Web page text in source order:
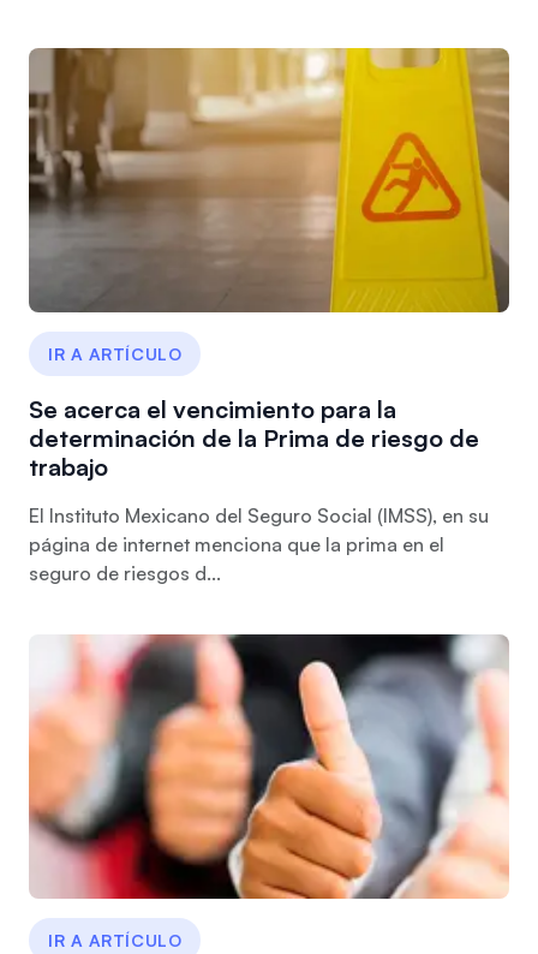
IR A ARTÍCULO
Se acerca el vencimiento para la
determinación de la Prima de riesgo de
trabajo
El Instituto Mexicano del Seguro Social (IMSS), en su
página de internet menciona que la prima en el
seguro de riesgos d...
IR A ARTÍCULO